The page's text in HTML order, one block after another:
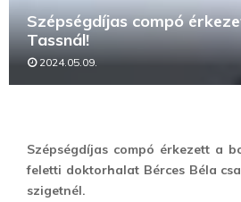
Szépségdíjas compó
Tassnál!
2024.05.09.
Szépségdíjas compó érkezett a
feletti doktorhalat Bérces Béla
szigetnél.